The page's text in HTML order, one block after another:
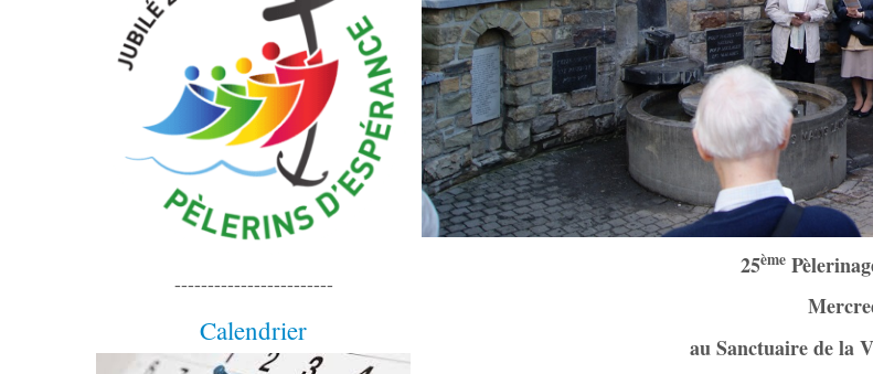
------------------------
Calendrier
25ème
au Sanctuaire de la